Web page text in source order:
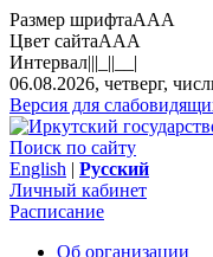
Размер шрифтаAAA
Цвет сайтаAAA
Интервал|||_||__|
06.08.2026, четверг,
Версия для
Поиск по сайту
English | Русский
Личный кабинет
Расписание
Об организации